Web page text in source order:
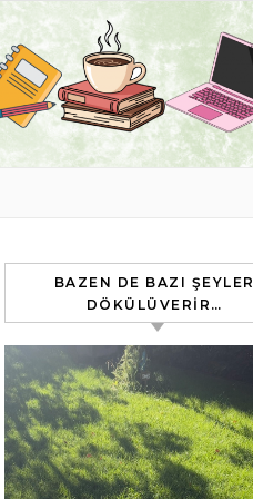
BAZEN DE BAZI ŞEYLER
DÖKÜLÜVERIR…